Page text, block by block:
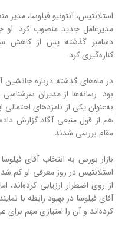
استلانتیس، آنتونیو فیلوسا، مدیر
مدیرعامل جدید منصوب کرد.
دسامبر گذشته پس از
کناره‌گیری کرد.
در ماه‌های گذشته درباره
بود. رسانه‌ها از مدیران
به‌عنوان یکی از نامزد‌های
هم از قول منبعی آگاه گزارش
مقام بررسی شدند.
بازار بورس به انتخاب آقای
استلانتیس در روز معرفی او کم
از روی اضطرار ارزیابی کرده‌اند،
آقای فیلوسا در بهبود رابطه با
کرده‌اند و آن را امتیازی مهم برای